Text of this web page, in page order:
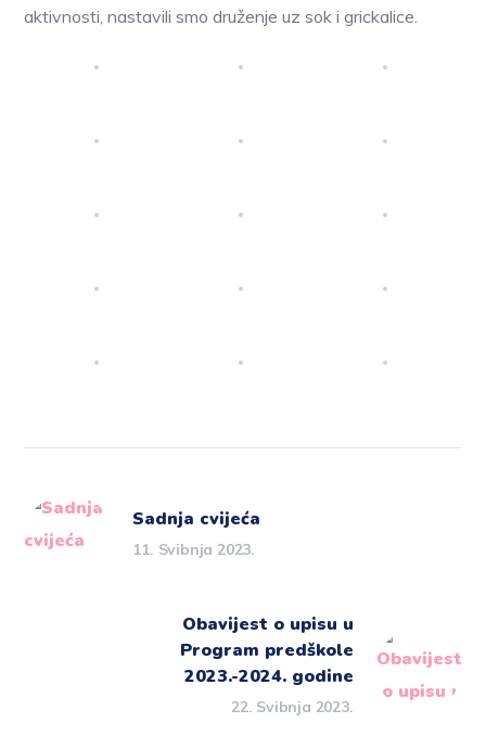
aktivnosti, nastavili smo druženje uz sok i grickalice.
Sadnja cvijeća
11. Svibnja 2023.
Obavijest o upisu u
Program predškole
2023.-2024. godine
22. Svibnja 2023.